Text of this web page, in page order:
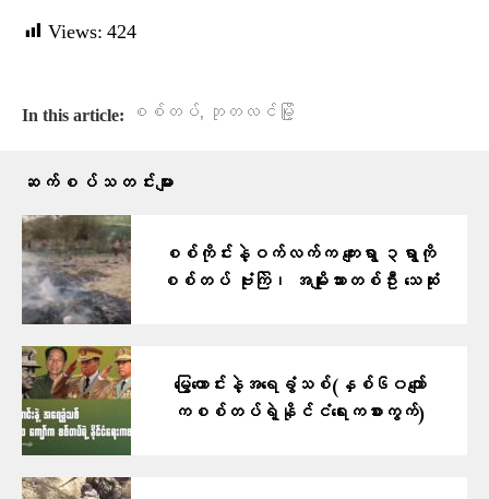
Views: 424
In this article: စစ်တပ်​, ဘုတလင်မြို့
ဆက်စပ်သတင်းများ
စစ်ကိုင်းနဲ့ဝက်လက်က ကျေးရွာ ၃ရွာကို
စစ်တပ် ဗုံးကြဲ၊ အမျိုးသားတစ်ဦး သေဆုံး
မြွေဟောင်းနဲ့အရေခွံသစ်(နှစ်၆၀ကျော်
ကစစ်တပ်ရဲ့နိုင်ငံရေးကစားကွက်)